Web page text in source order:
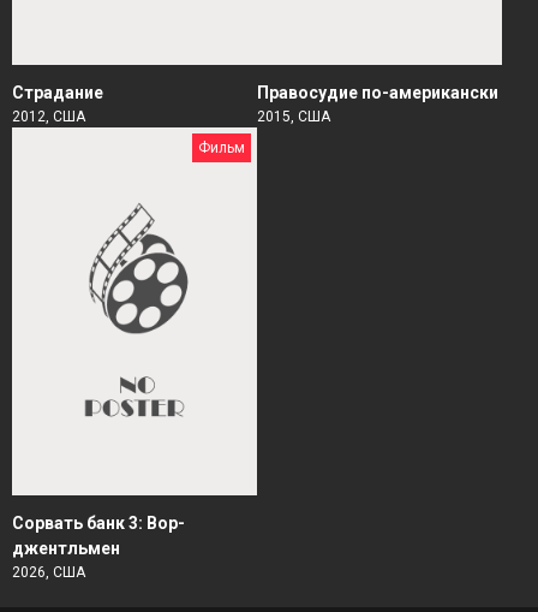
Страдание
2012, США
Правосудие по-американски
2015, США
Фильм
Сорвать банк 3: Вор-
джентльмен
2026, США